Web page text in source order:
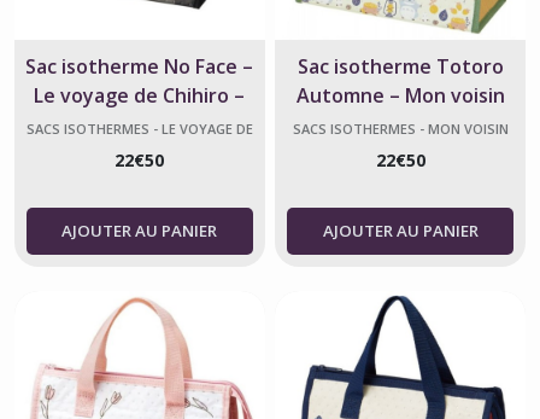
Sac isotherme No Face –
Le voyage de Chihiro –
Ghibli
SACS ISOTHERMES - LE VOYAGE DE
22€50
AJOUTER AU PANIER
Sac isotherme Totoro
Automne – Mon voisin
Totoro
SACS ISOTHERMES - MON VOISIN
22€50
AJOUTER AU PANIER